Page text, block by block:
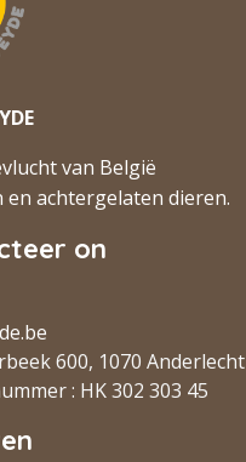
van België
achtergelaten dieren.
on
600, 1070 Anderlecht
: HK 302 303 45